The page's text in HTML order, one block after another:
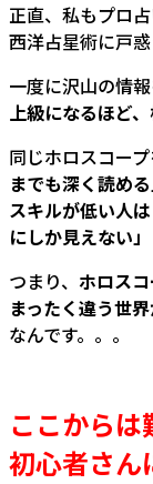
正直、私もプロ
西洋占星術に戸惑
一度に沢山の情
上級になるほど
同じホロスコープ
までも深く読める
スキルが低い人
にしか見えない」
つまり、 ホロスコ
まったく違う世
なんです。。。
ここからは
初心者さん